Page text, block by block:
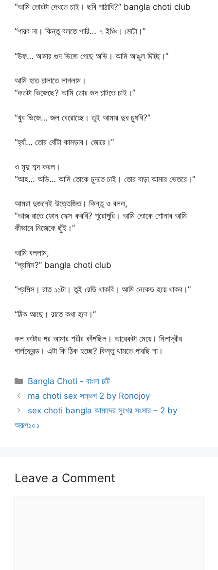
“আমি তোরটা দেখতে চাই। ছবি পাঠাবি?” bangla choti club
“পারব না। কিন্তু বলতে পারি… ৭ ইঞ্চি। মোটা।”
“উফ… আমার গুদ ভিজে গেছে অভি। আমি আঙুল দিচ্ছি।”
আমি হাত চালাতে লাগলাম।
“কতটা ভিজেছে? আমি তোর গুদ চাটতে চাই।”
“খুব ভিজে… জল বেরোচ্ছে। তুই আমার দুধ চুষবি?”
“হ্যাঁ… তোর বোঁটা কামড়াব। জোরে।”
ও মৃদু শব্দ করল।
“আহ… অভি… আমি তোকে চুদতে চাই। তোর বাড়া আমার ভেতরে।”
আমরা দুজনেই উত্তেজিত। কিন্তু ও বলল,
“আজ রাতে ফোন সেক্স করবি? পুরোপুরি। আমি তোকে শোনাব আমি
কীভাবে নিজেকে ছুঁই।”
আমি বললাম,
“প্রমিস?” bangla choti club
“প্রমিস। রাত ১১টা। তুই রেডি থাকবি। আমি নেকেড হয়ে থাকব।”
“ঠিক আছে। রাতে কথা হবে।”
কল কাটার পর আমার শরীর কাঁপছিল। আরেকটা মেয়ে। নিলাদ্রীর
গার্লফ্রেন্ড। এটা কি ঠিক হচ্ছে? কিন্তু থামতে পারছি না।
Categories
Bangla Choti - বাংলা চটি
ma choti sex সম্ভগ 2 by Ronojoy
sex choti bangla আমাদের সুখের সংসার – 2 by
অরূপ১০১
Leave a Comment